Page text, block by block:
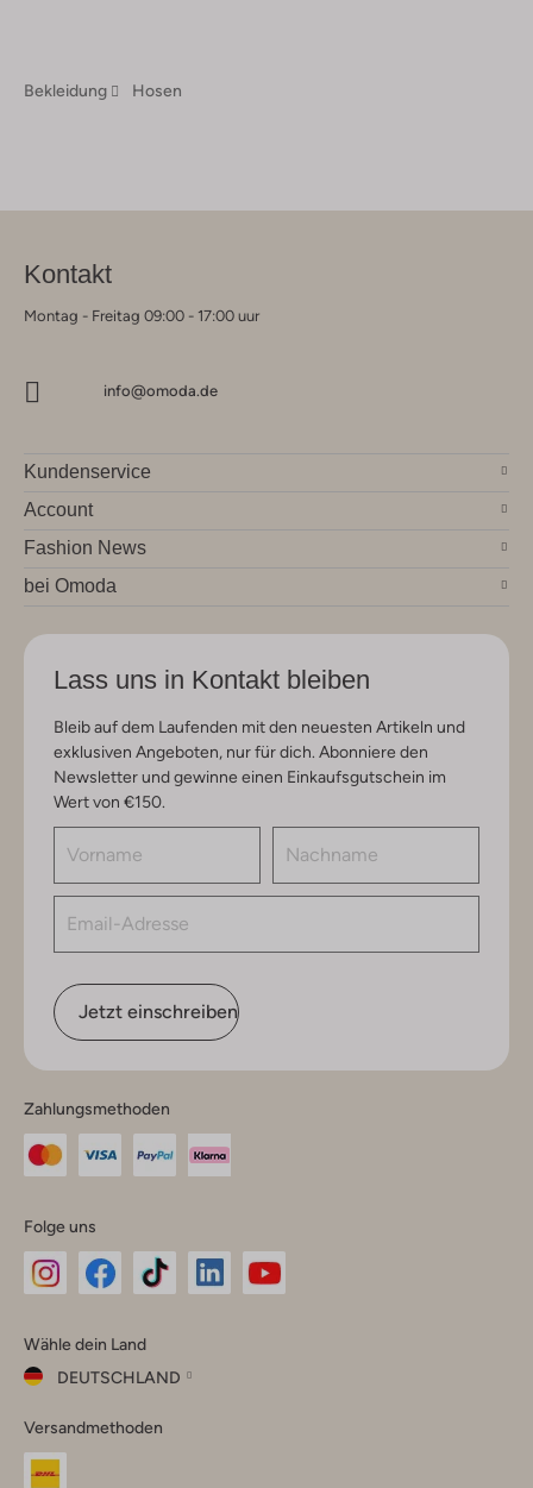
Bekleidung Hosen
Kontakt
Montag - Freitag 09:00 - 17:00 uur
info@omoda.de
Kundenservice
Account
Fashion News
bei Omoda
Lass uns in Kontakt bleiben
Bleib auf dem Laufenden mit den neuesten Artikeln und
exklusiven Angeboten, nur für dich. Abonniere den
Newsletter und gewinne einen Einkaufsgutschein im
Wert von €150.
Jetzt einschreiben
Zahlungsmethoden
Folge uns
Instagram
Facebook
TikTok
Wähle dein Land
DEUTSCHLAND
dein
Land
Versandmethoden